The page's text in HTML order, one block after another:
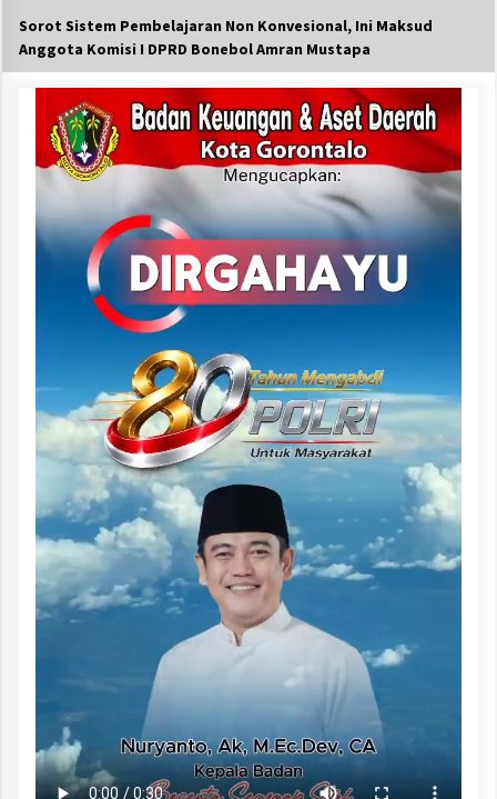
Sorot Sistem Pembelajaran Non Konvesional, Ini Maksud
Anggota Komisi I DPRD Bonebol Amran Mustapa